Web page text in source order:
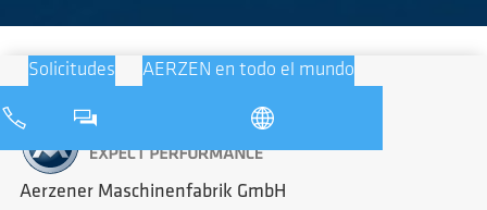
Solicitudes AERZEN en todo el mundo
Aerzener Maschinenfabrik GmbH